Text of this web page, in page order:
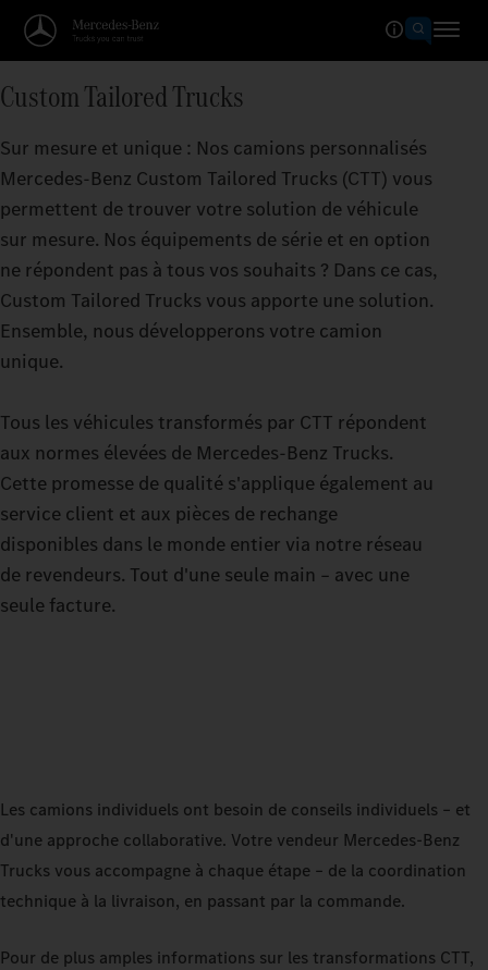
Custom Tailored Trucks
Sur mesure et unique : Nos camions personnalisés
Mercedes‑Benz Custom Tailored Trucks (CTT) vous
permettent de trouver votre solution de véhicule
sur mesure. Nos équipements de série et en option
ne répondent pas à tous vos souhaits ? Dans ce cas,
Custom Tailored Trucks vous apporte une solution.
Ensemble, nous développerons votre camion
unique.
Tous les véhicules transformés par CTT répondent
aux normes élevées de Mercedes‑Benz Trucks.
Cette promesse de qualité s'applique également au
service client et aux pièces de rechange
disponibles dans le monde entier via notre réseau
de revendeurs. Tout d'une seule main – avec une
seule facture.
Les camions individuels ont besoin de conseils individuels – et
d'une approche collaborative. Votre vendeur Mercedes‑Benz
Trucks vous accompagne à chaque étape – de la coordination
technique à la livraison, en passant par la commande.
Pour de plus amples informations sur les transformations CTT,